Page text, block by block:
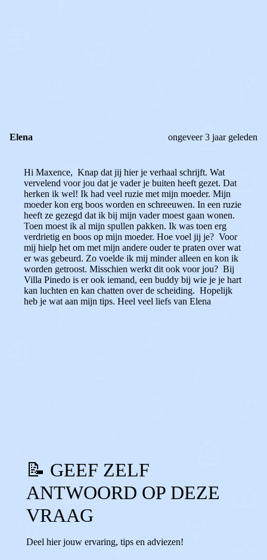
Elena ongeveer 3 jaar geleden
Hi Maxence, Knap dat jij hier je verhaal schrijft. Wat
vervelend voor jou dat je vader je buiten heeft gezet. Dat
herken ik wel! Ik had veel ruzie met mijn moeder. Mijn
moeder kon erg boos worden en schreeuwen. In een ruzie
heeft ze gezegd dat ik bij mijn vader moest gaan wonen.
Toen moest ik al mijn spullen pakken. Ik was toen erg
verdrietig en boos op mijn moeder. Hoe voel jij je? Voor
mij hielp het om met mijn andere ouder te praten over wat
er was gebeurd. Zo voelde ik mij minder alleen en kon ik
worden getroost. Misschien werkt dit ook voor jou? Bij
Villa Pinedo is er ook iemand, een buddy bij wie je je hart
kan luchten en kan chatten over de scheiding. Hopelijk
heb je wat aan mijn tips. Heel veel liefs van Elena
📝 GEEF ZELF
ANTWOORD OP DEZE
VRAAG
Deel hier jouw ervaring, tips en adviezen!